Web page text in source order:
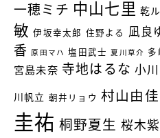
別
検
索
一穂ミチ 中山七里 乾
敏 伊坂幸太郎 住野よる 凪良
香
原田マハ 塩田武士 夏川草介 多
宮島未奈 寺地はるな 小
川帆立 朝井リョウ 村山由佳
圭祐 桐野夏生 桜木